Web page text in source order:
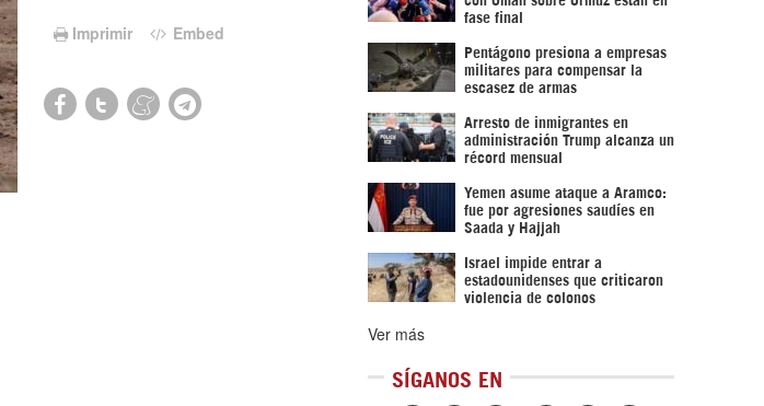
Imprimir Embed
fase final
Pentágono presiona a empresas
militares para compensar la
escasez de armas
Arresto de inmigrantes en
administración Trump alcanza un
récord mensual
Yemen asume ataque a Aramco:
fue por agresiones saudíes en
Saada y Hajjah
Israel impide entrar a
estadounidenses que criticaron
violencia de colonos
Ver más
SÍGANOS EN